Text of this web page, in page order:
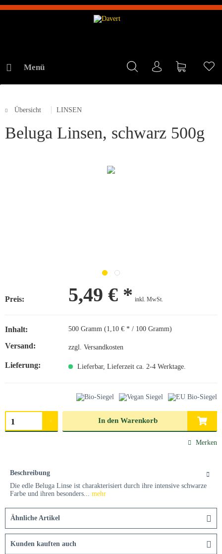
Menü Mein KontoWarenkorb
Übersicht LINSEN
ONLINE-SHOP
Beluga Linsen, schwarz 500g
Preis: 5,49 € * inkl. MwSt.
Inhalt: 500 Gramm (1,10 € * / 100 Gramm)
Versand: zzgl. Versandkosten
Lieferung: Lieferbar, Lieferzeit ca. 2-4 Werktage.
Menge auswählen
In den Warenkorb
Merken
Beschreibung
Die edle Beluga Linse ist charakterisiert durch ihre intensive schwarze
Farbe und ihren besonders... mehr
Ähnliche Artikel
Kunden kauften auch